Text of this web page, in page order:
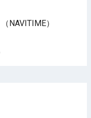
NAVITIME）